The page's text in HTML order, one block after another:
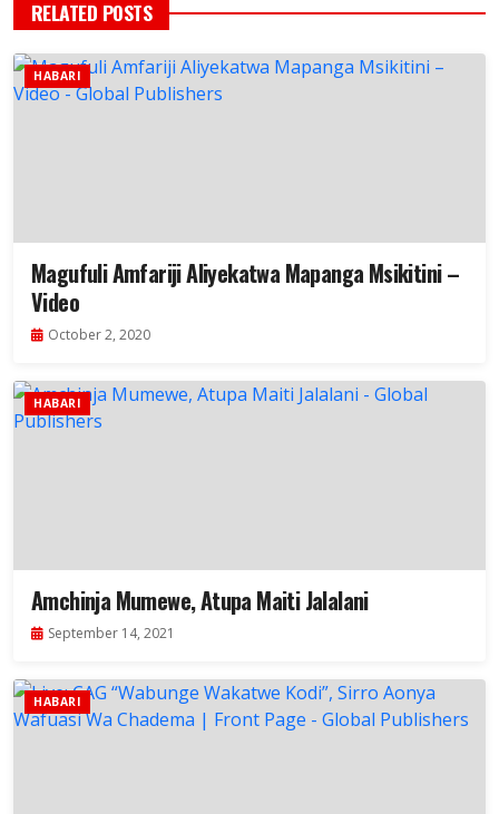
RELATED POSTS
HABARI
Magufuli Amfariji Aliyekatwa Mapanga Msikitini –
Video
October 2, 2020
HABARI
Amchinja Mumewe, Atupa Maiti Jalalani
September 14, 2021
HABARI